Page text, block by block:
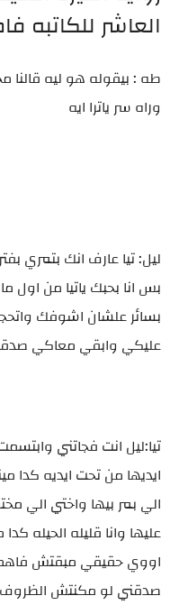
العاشر للكاتبه
طه : بيقوله هو ليه
وراه سر ياترا ايه
ليل: تيا عارف انك بتمري
بس انا بحبك ياتيا من
بسائر علشان اشوفك
عليكي وابقي معاكي
تيا:ليل انت فجاتني
ايديها من تحت ايديه
الي بمر بيها واختي الي
عليها وانا قليله الحيله
اووي حقيقي مبقتش
صدقني لو مكنتش